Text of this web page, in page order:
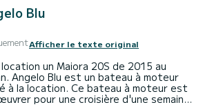
Blu
Afficher le texte original
un Maiora 20S de 2015 au
Angelo Blu est un bateau à moteur
la location. Ce bateau à moteur est
pour une croisière d'une semaine